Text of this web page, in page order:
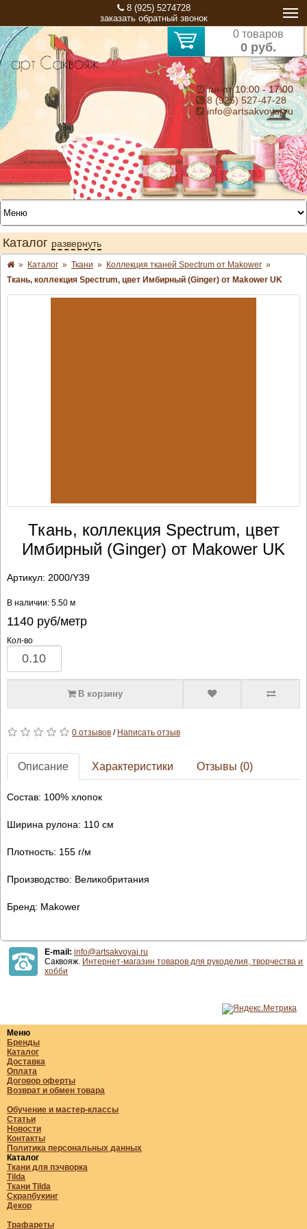
8 (925) 5274728
заказать обратный звонок
0 товаров
0 руб.
⏰ пн-пт 10:00 - 17:00
8 (925) 527-47-28
info@artsakvoyaj.ru
Каталог развернуть
» Каталог » Ткани » Коллекция тканей Spectrum от Makower »
Ткань, коллекция Spectrum, цвет Имбирный (Ginger) от Makower UK
Ткань, коллекция Spectrum, цвет
Имбирный (Ginger) от Makower UK
Артикул: 2000/Y39
В наличии: 5.50 м
1140руб/метр
Кол-во
В корзину
0 отзывов/ Написать отзыв
Описание Характеристики Отзывы (0)
Состав: 100% хлопок
Ширина рулона: 110 см
Плотность: 155 г/м
Производство: Великобритания
Бренд: Makower
E-mail: info@artsakvoyaj.ru
Саквояж. Интернет-магазин товаров для рукоделия, творчества и
хобби
Меню
Бренды
Каталог
Доставка
Оплата
Договор оферты
Возврат и обмен товара
Обучение и мастер-классы
Статьи
Новости
Контакты
Политика персональных данных
Каталог
Ткани для пэчворка
Tilda
Ткани Tilda
Скрапбукинг
Декор
Трафареты